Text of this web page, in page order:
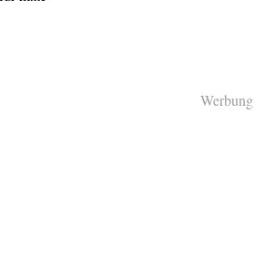
Werbung